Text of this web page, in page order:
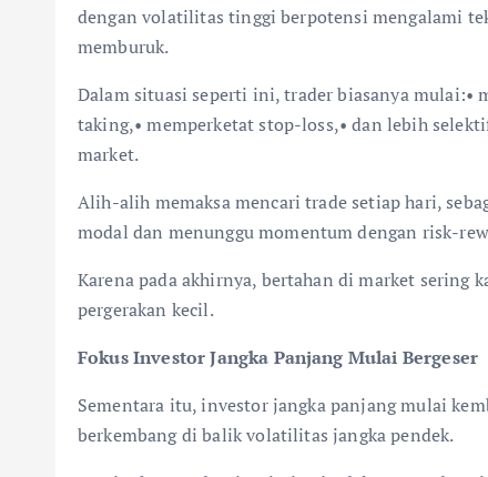
dengan volatilitas tinggi berpotensi mengalami
memburuk.
Dalam situasi seperti ini, trader biasanya mulai:•
taking,• memperketat stop-loss,• dan lebih
market.
Alih-alih memaksa mencari trade setiap hari,
modal dan menunggu momentum dengan risk-
Karena pada akhirnya, bertahan di market sering
pergerakan kecil.
Fokus Investor Jangka Panjang Mulai Bergeser
Sementara itu, investor jangka panjang mulai
berkembang di balik volatilitas jangka pendek.